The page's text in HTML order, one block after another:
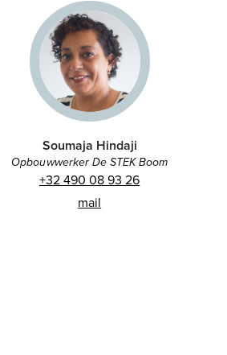
Soumaja Hindaji
Opbouwwerker De STEK Boom
+32 490 08 93 26
mail